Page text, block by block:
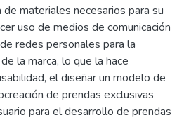
materiales necesarios para su
uso de medios de comunicación
redes personales para la
la marca, lo que la hace
el diseñar un modelo de
de prendas exclusivas
para el desarrollo de prendas